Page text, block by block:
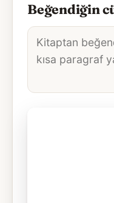
Beğendiğin
Alıntı
metni